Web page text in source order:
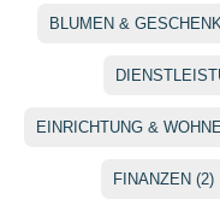
BLUMEN &
EINRICHTUNG &
FINANZEN (2)